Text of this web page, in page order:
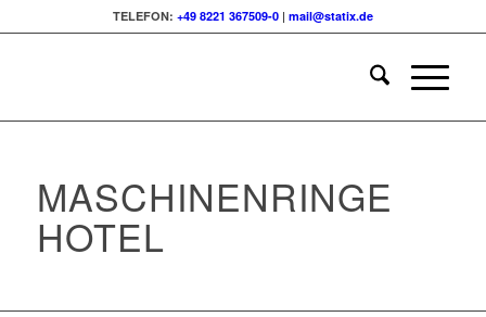
TELEFON: +49 8221 367509-0| mail@statix.de
MASCHINENRINGE
HOTEL